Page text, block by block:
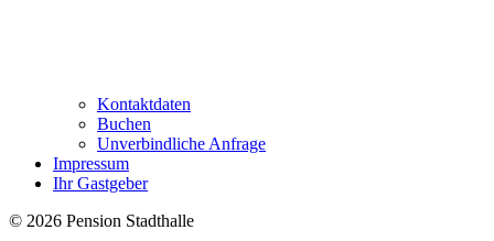
Kontaktdaten
Buchen
Unverbindliche Anfrage
Impressum
Ihr Gastgeber
© 2026 Pension Stadthalle